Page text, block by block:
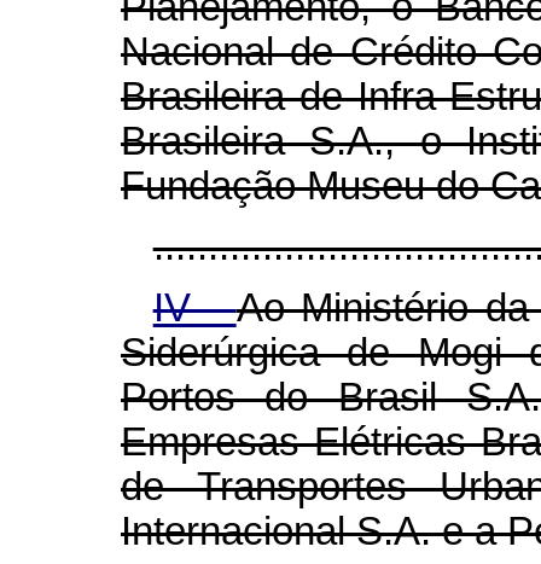
Nacional de Crédito
Brasileira de Infra-
Brasileira S.A., o
Fundação Museu do
IV -Ao Ministério
Siderúrgica de Mogi
Portos do Brasil
Empresas Elétricas
de Transportes
Internacional S.A. e a